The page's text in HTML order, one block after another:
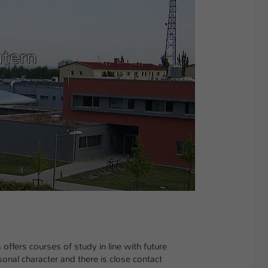
offers courses of study in line with future
character and there is close contact